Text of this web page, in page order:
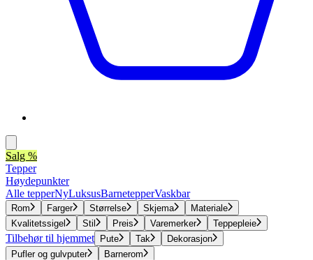
Salg %
Tepper
Høydepunkter
Alle tepperNyLuksusBarnetepperVaskbar
Rom Farger Størrelse Skjema
Materiale
Kvalitetssigel
Stil Preis Varemerker Teppepleie
Tilbehør til hjemmet Pute Tak
Dekorasjon
Pufler og gulvputer
Barnerom